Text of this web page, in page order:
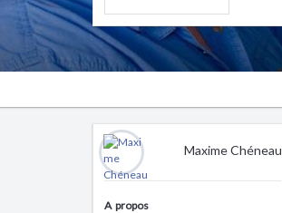
Maxime Chéneau
A propos